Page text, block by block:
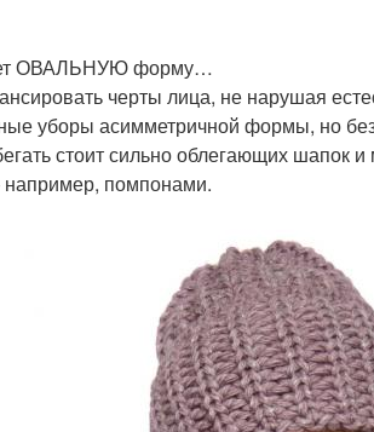
ОВАЛЬНУЮ форму…
черты лица, не нарушая
уборы асимметричной формы, но
стоит сильно облегающих
помпонами.